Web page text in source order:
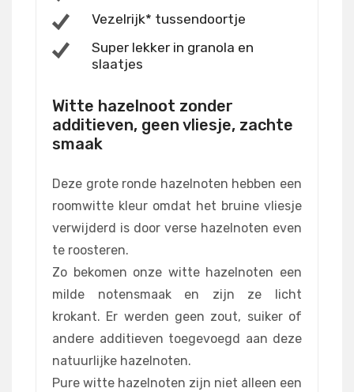
Vezelrijk* tussendoortje
Super lekker in granola en
slaatjes
Witte hazelnoot zonder
additieven, geen vliesje, zachte
smaak
Deze grote ronde hazelnoten hebben een
roomwitte kleur omdat het bruine vliesje
verwijderd is door verse hazelnoten even
te roosteren.
Zo bekomen onze witte hazelnoten een
milde notensmaak en zijn ze licht
krokant. Er werden geen zout, suiker of
andere additieven toegevoegd aan deze
natuurlijke hazelnoten.
Pure witte hazelnoten zijn niet alleen een